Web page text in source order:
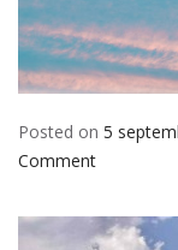
Posted on 5
Comment
T